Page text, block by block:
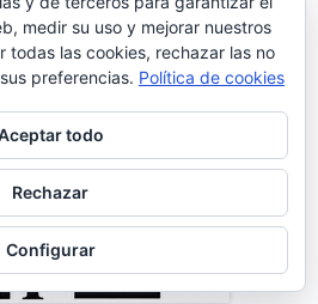
medir su uso y mejorar nuestros
todas las cookies, rechazar las no
preferencias. Política de cookies
todo
Rechazar
Configurar